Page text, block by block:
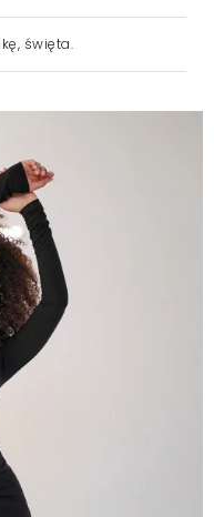
święta.